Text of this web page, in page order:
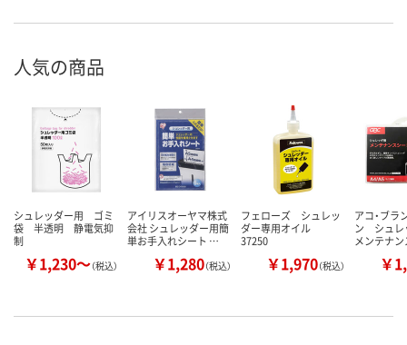
人気の商品
シュレッダー用 ゴミ
袋 半透明 静電気抑
制
￥1,230～（税込）
アイリスオーヤマ株式
会社 シュレッダー用簡
単お手入れシート …
￥1,280（税込）
フェローズ シュレッ
ダー専用オイル
37250
￥1,970（税込）
アコ・ブラ
ン シュレ
メンテナ
￥